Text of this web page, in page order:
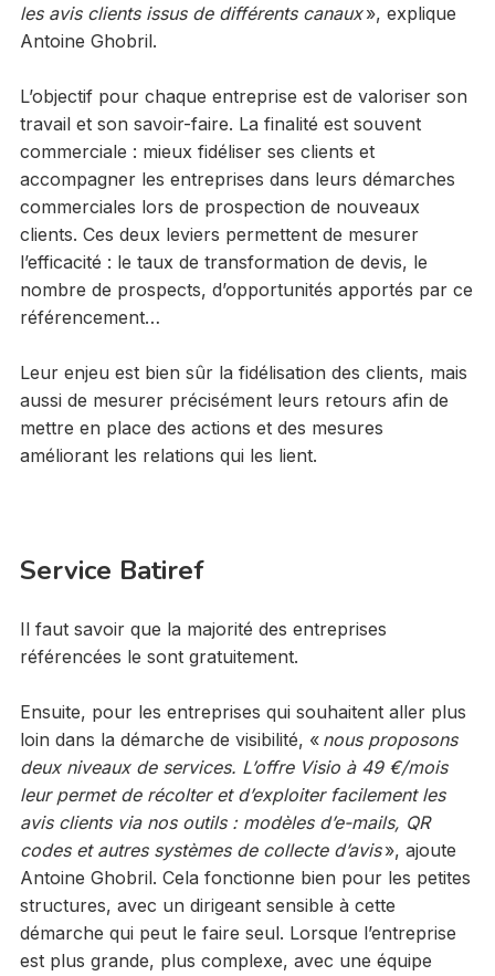
les avis clients issus de différents canaux», explique
Antoine Ghobril.
L’objectif pour chaque entreprise est de valoriser son
travail et son savoir-faire. La finalité est souvent
commerciale : mieux fidéliser ses clients et
accompagner les entreprises dans leurs démarches
commerciales lors de prospection de nouveaux
clients. Ces deux leviers permettent de mesurer
l’efficacité : le taux de transformation de devis, le
nombre de prospects, d’opportunités apportés par ce
référencement…
Leur enjeu est bien sûr la fidélisation des clients, mais
aussi de mesurer précisément leurs retours afin de
mettre en place des actions et des mesures
améliorant les relations qui les lient.
Service Batiref
Il faut savoir que la majorité des entreprises
référencées le sont gratuitement.
Ensuite, pour les entreprises qui souhaitent aller plus
loin dans la démarche de visibilité, « nous proposons
deux niveaux de services. L’offre Visio à 49 €/mois
leur permet de récolter et d’exploiter facilement les
avis clients via nos outils : modèles d’e-mails, QR
codes et autres systèmes de collecte d’avis», ajoute
Antoine Ghobril. Cela fonctionne bien pour les petites
structures, avec un dirigeant sensible à cette
démarche qui peut le faire seul. Lorsque l’entreprise
est plus grande, plus complexe, avec une équipe